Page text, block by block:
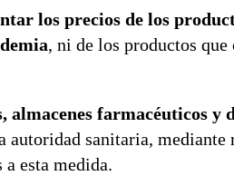
los precios de los
, ni de los productos
farmacéuticos y
autoridad sanitaria, mediante
esta medida.